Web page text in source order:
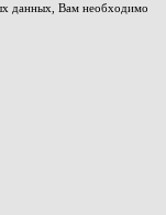
данных, Вам необходимо